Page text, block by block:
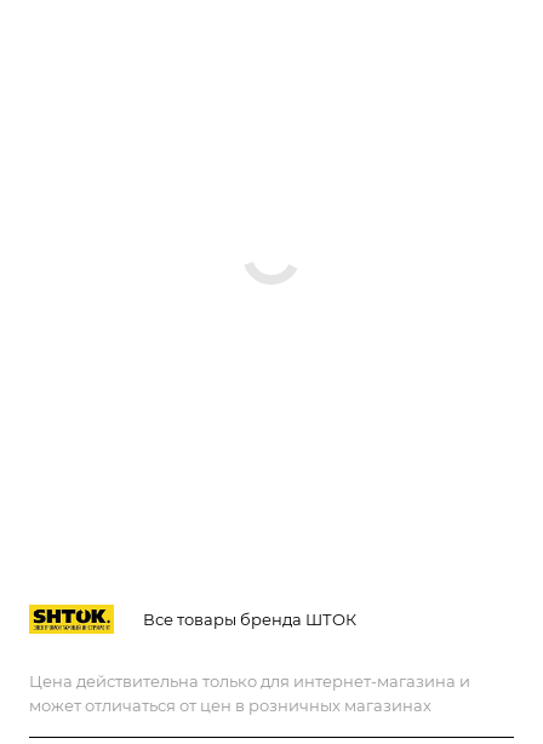
Все товары бренда ШТОК
Цена действительна только для интернет-магазина и
может отличаться от цен в розничных магазинах